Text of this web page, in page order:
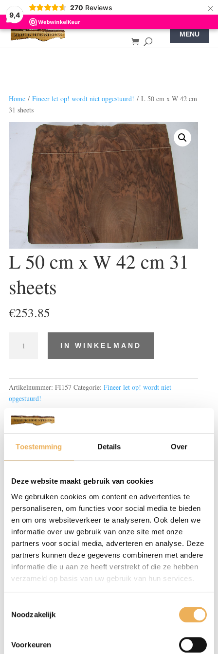
Toestemming Details Over
Deze website maakt gebruik van cookies
We gebruiken cookies om content en advertenties te
personaliseren, om functies voor social media te bieden
en om ons websiteverkeer te analyseren. Ook delen we
informatie over uw gebruik van onze site met onze
partners voor social media, adverteren en analyse. Deze
partners kunnen deze gegevens combineren met andere
informatie die u aan ze heeft verstrekt of die ze hebben
verzameld op basis van uw gebruik van hun services.
Noodzakelijk
Voorkeuren
9,4
270 Reviews ×
Home/ Fineer let op! wordt niet opgestuurd! / L 50 cm x W 42 cm
31 sheets
L 50 cm x W 42 cm 31
sheets
€253.85
cm
31
sheets
IN WINKELMAND
Artikelnummer: FI157 Categorie: Fineer let op! wordt niet
opgestuurd!
50 × 42 cm
GERELATEERDE PRODUCTEN